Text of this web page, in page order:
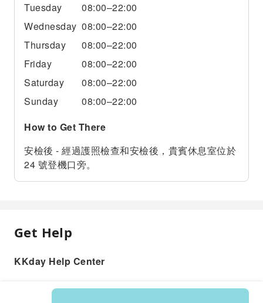
Tuesday
08:00–22:00
Wednesday 08:00–22:00
Thursday
08:00–22:00
Friday
08:00–22:00
Saturday
08:00–22:00
Sunday
08:00–22:00
How to Get There
安檢後 - 經過護照檢查和安檢後，貴賓休息室位於
24 號登機口旁。
Get Help
KKday Help Center